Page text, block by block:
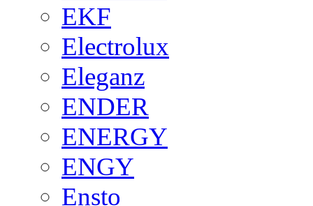
EKF
Electrolux
Eleganz
ENDER
ENERGY
ENGY
Ensto